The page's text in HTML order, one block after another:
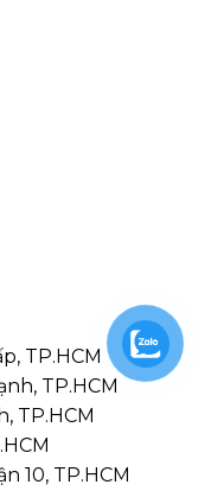
TP.HCM
TP.HCM
TP.HCM
10, TP.HCM